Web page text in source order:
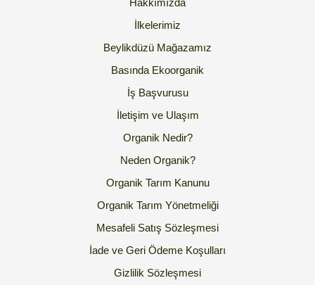
İlkelerimiz
Beylikdüzü Mağazamız
Basında Ekoorganik
İş Başvurusu
İletişim ve Ulaşım
Organik Nedir?
Neden Organik?
Organik Tarım Kanunu
Organik Tarım Yönetmeliği
Mesafeli Satış Sözleşmesi
İade ve Geri Ödeme Koşulları
Gizlilik Sözleşmesi